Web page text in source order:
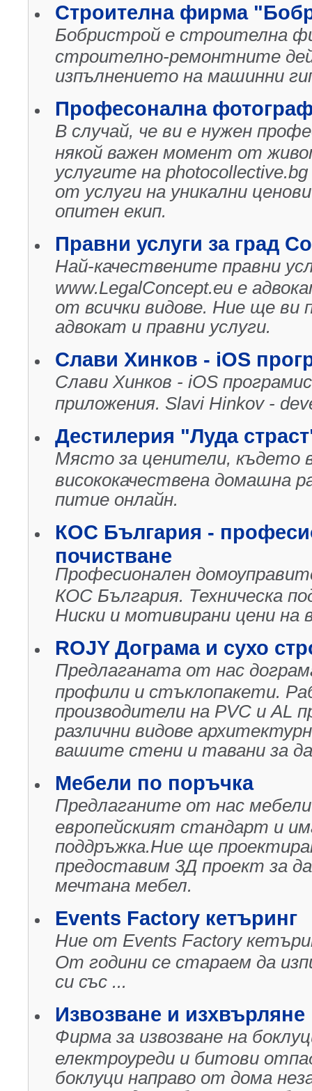
Строителна фирма
Бобристрой е строителна
строително-ремонтните
изпълнението на машинни
Професонална
В случай, че ви е нужен
някой важен момент от
услугите на
от услуги на уникални
опитен екип.
Правни услуги за град
Най-качествените правни
www.LegalConcept.eu е
от всички видове. Ние ще ви
адвокат и правни услуги.
Слави Хинков - iOS
Слави Хинков - iOS
приложения. Slavi Hinkov -
Дестилерия "Луда
Място за ценители, където
висококачествена домашна
питие онлайн.
КОС България -
почистване
Професионален
КОС България. Техническа
Ниски и мотивирани цени на
ROJY Дограма и сухо
Предлаганата от нас
профили и стъклопакети.
производители на PVC и AL
различни видове
вашите стени и тавани за
Мебели по поръчка
Предлаганите от нас
европейският стандарт и
поддръжка.Ние ще
предоставим 3Д проект за
мечтана мебел.
Events Factory кетъринг
Ние от Events Factory
От години се стараем да
си със ...
Извозване и
Фирма за извозване на
електроуреди и битови
боклуци направо от дома